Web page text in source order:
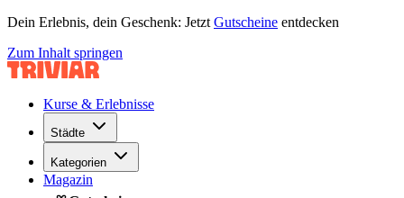
Dein Erlebnis, dein Geschenk: Jetzt Gutscheine entdecken
Zum Inhalt springen
Kurse & Erlebnisse
Städte
Kategorien
Magazin